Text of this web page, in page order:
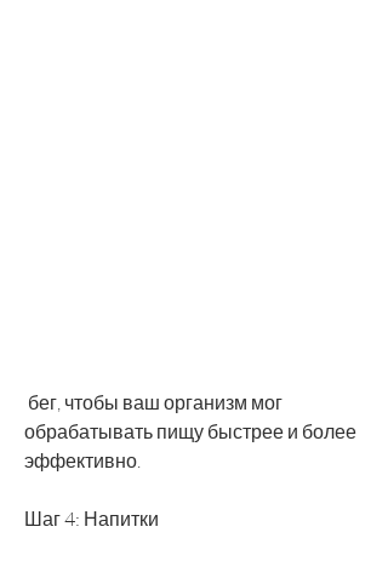
обрабатывать пищу быстрее и более
эффективно.
Шаг 4: Напитки